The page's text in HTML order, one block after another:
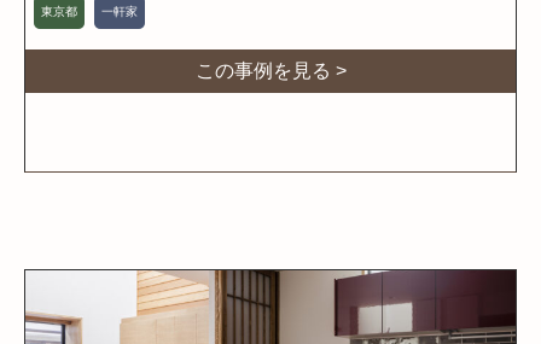
東京都 一軒家
この事例を見る >